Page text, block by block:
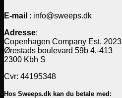
E-mail : info@sweeps.dk
Adresse:
Copenhagen Company Est. 2023
Ørestads boulevard 59b 4,-413
2300 Kbh S
Cvr: 44195348
Hos Sweeps.dk kan du betale med: